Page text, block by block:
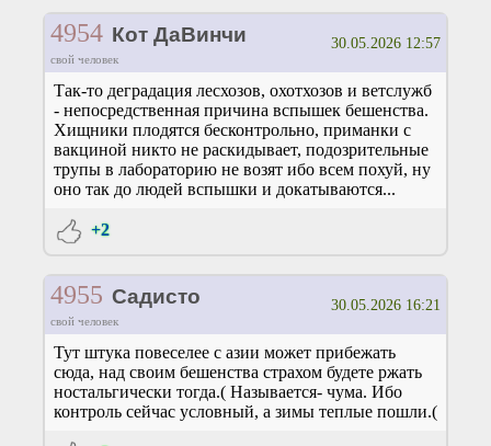
4954 Кот ДаВинчи
свой человек
30.05.2026 12:57
Так-то деградация лесхозов, охотхозов и ветслужб
- непосредственная причина вспышек бешенства.
Хищники плодятся бесконтрольно, приманки с
вакциной никто не раскидывает, подозрительные
трупы в лабораторию не возят ибо всем похуй, ну
оно так до людей вспышки и докатываются...
+2
4955 Садисто
свой человек
30.05.2026 16:21
Тут штука повеселее с азии может прибежать
сюда, над своим бешенства страхом будете ржать
ностальгически тогда.( Называется- чума. Ибо
контроль сейчас условный, а зимы теплые пошли.(